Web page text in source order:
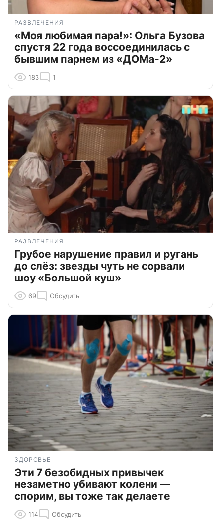
РАЗВЛЕЧЕНИЯ
«Моя любимая пара!»: Ольга Бузова
спустя 22 года воссоединилась с
бывшим парнем из «ДОМа-2»
183 1
РАЗВЛЕЧЕНИЯ
Грубое нарушение правил и ругань
до слёз: звезды чуть не сорвали
шоу «Большой куш»
69 Обсудить
ЗДОРОВЬЕ
Эти 7 безобидных привычек
незаметно убивают колени —
спорим, вы тоже так делаете
114 Обсудить